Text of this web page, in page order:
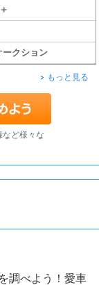
ークション
もっと見る
など様々な
調べよう！愛車